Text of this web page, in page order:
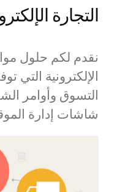
التجارة
نقدم لكم حلول
الإلكترونية التي
التسوق وأوامر
شاشات إدارة